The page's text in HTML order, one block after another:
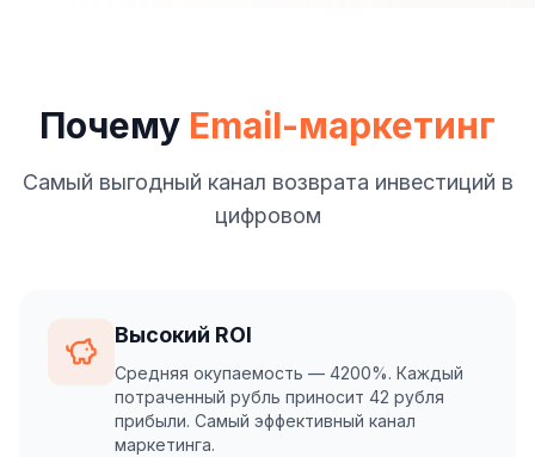
Почему Email-маркетинг
Самый выгодный канал возврата инвестиций в
цифровом
Высокий ROI
Средняя окупаемость — 4200%. Каждый
потраченный рубль приносит 42 рубля
прибыли. Самый эффективный канал
маркетинга.